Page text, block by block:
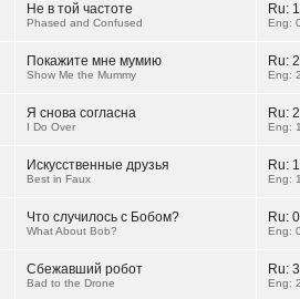
Не в той частоте
Phased and Confused
Ru:
Eng:
Покажите мне мумию
Show Me the Mummy
Ru:
Eng:
Я снова согласна
I Do Over
Ru:
Eng:
Искусственные друзья
Best in Faux
Ru:
Eng:
Что случилось с Бобом?
What About Bob?
Ru:
Eng:
Сбежавший робот
Bad to the Drone
Ru:
Eng: